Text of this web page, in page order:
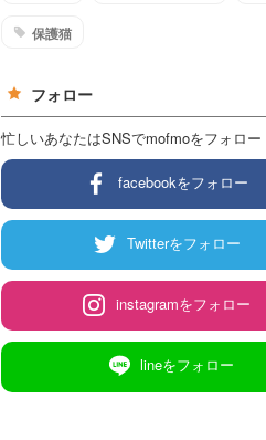
保護猫
フォロー
忙しいあなたはSNSでmofmoをフォロー
facebookをフォロー
Twitterをフォロー
instagramをフォロー
lineをフォロー